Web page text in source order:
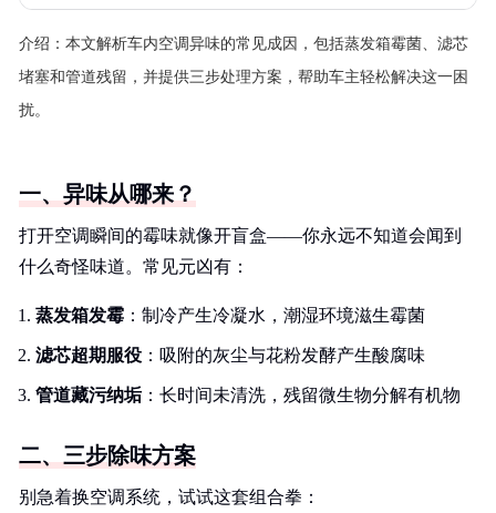
介绍： 本文解析车内空调异味的常见成因，包括蒸发箱霉菌、滤芯
堵塞和管道残留，并提供三步处理方案，帮助车主轻松解决这一困
扰。
一、异味从哪来？
打开空调瞬间的霉味就像开盲盒——你永远不知道会闻到
什么奇怪味道。常见元凶有：
蒸发箱发霉 ：制冷产生冷凝水，潮湿环境滋生霉菌
滤芯超期服役 ：吸附的灰尘与花粉发酵产生酸腐味
管道藏污纳垢 ：长时间未清洗，残留微生物分解有机物
二、三步除味方案
别急着换空调系统，试试这套组合拳：